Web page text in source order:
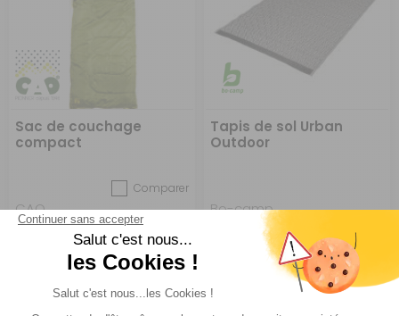
Sac de couchage
compact
Comparer
CAO
Réf : 697212 EN STOCK
Tapis de sol Urban
Outdoor
Bo-camp
Réf : P973045 DESTOCKAGE